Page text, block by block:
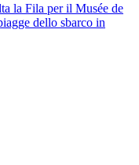
la Fila per il Musée de
dello sbarco in